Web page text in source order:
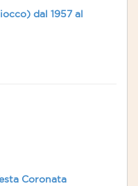
dal 1957 al
Coronata